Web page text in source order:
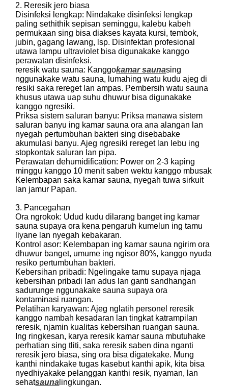
2. Reresik jero biasa
Disinfeksi lengkap: Nindakake disinfeksi lengkap
paling sethithik sepisan seminggu, kalebu kabeh
permukaan sing bisa diakses kayata kursi, tembok,
jubin, gagang lawang, lsp. Disinfektan profesional
utawa lampu ultraviolet bisa digunakake kanggo
perawatan disinfeksi.
reresik watu sauna: Kanggokamar saunasing
nggunakake watu sauna, lumahing watu kudu ajeg di
resiki saka rereget lan ampas. Pembersih watu sauna
khusus utawa uap suhu dhuwur bisa digunakake
kanggo ngresiki.
Priksa sistem saluran banyu: Priksa manawa sistem
saluran banyu ing kamar sauna ora ana alangan lan
nyegah pertumbuhan bakteri sing disebabake
akumulasi banyu. Ajeg ngresiki rereget lan lebu ing
stopkontak saluran lan pipa.
Perawatan dehumidification: Power on 2-3 kaping
minggu kanggo 10 menit saben wektu kanggo mbusak
Kelembapan saka kamar sauna, nyegah tuwa sirkuit
lan jamur Papan.
3. Pancegahan
Ora ngrokok: Udud kudu dilarang banget ing kamar
sauna supaya ora kena pengaruh kumelun ing tamu
liyane lan nyegah kebakaran.
Kontrol asor: Kelembapan ing kamar sauna ngirim ora
dhuwur banget, umume ing ngisor 80%, kanggo nyuda
resiko pertumbuhan bakteri.
Kebersihan pribadi: Ngelingake tamu supaya njaga
kebersihan pribadi lan adus lan ganti sandhangan
sadurunge nggunakake sauna supaya ora
kontaminasi ruangan.
Pelatihan karyawan: Ajeg nglatih personel reresik
kanggo nambah kesadaran lan tingkat katrampilan
reresik, njamin kualitas kebersihan ruangan sauna.
Ing ringkesan, karya reresik kamar sauna mbutuhake
perhatian sing tliti, saka reresik saben dina nganti
reresik jero biasa, sing ora bisa digatekake. Mung
kanthi nindakake tugas kasebut kanthi apik, kita bisa
nyedhiyakake pelanggan kanthi resik, nyaman, lan
sehatsauna lingkungan.